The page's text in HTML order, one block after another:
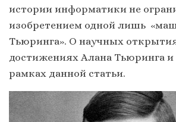
истории информатики не
изобретением одной лишь
Тьюринга». О научных
достижениях Алана Тьюринга и
рамках данной статьи.